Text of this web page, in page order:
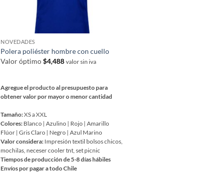
NOVEDADES
Polera poliéster hombre con cuello
Valor óptimo$4,488 valor sin iva
Agregue el producto al presupuesto para
obtener valor por mayor o menor cantidad
Tamaño:XS a XXL
Colores: Blanco | Azulino | Rojo | Amarillo
Flúor | Gris Claro | Negro | Azul Marino
Valor considera: Impresión textil bolsos chicos,
mochilas, neceser cooler tnt, set picnic
Tiempos de producción de 5-8 días hábiles
Envíos por pagar a todo Chile